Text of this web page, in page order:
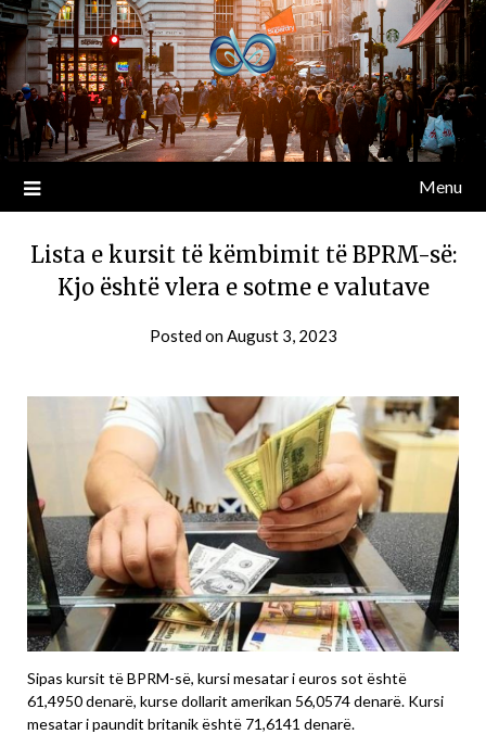
Menu
Lista e kursit të këmbimit të BPRM-së:
Kjo është vlera e sotme e valutave
Posted onAugust 3, 2023
Sipas kursit të BPRM-së, kursi mesatar i euros sot është
61,4950 denarë, kurse dollarit amerikan 56,0574 denarë. Kursi
mesatar i paundit britanik është 71,6141 denarë.